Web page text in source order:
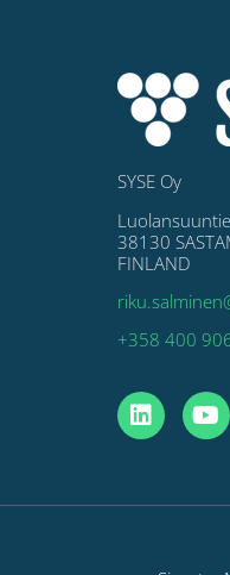
SYSE Oy
38130
FINLAND
+358 400